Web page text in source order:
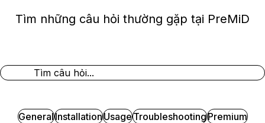
Tìm những câu hỏi thường gặp tại PreMiD
GeneralInstallationUsageTroubleshootingPremium